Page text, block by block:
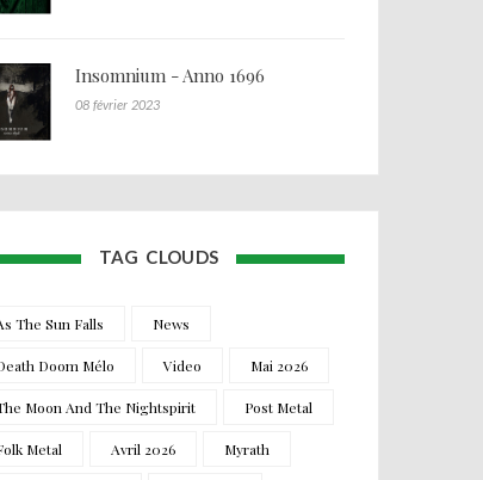
Insomnium - Anno 1696
08 février 2023
TAG CLOUDS
The Sun Falls News
Doom Mélo Video Mai 2026
Moon And The Nightspirit Post Metal
Metal Avril 2026 Myrath